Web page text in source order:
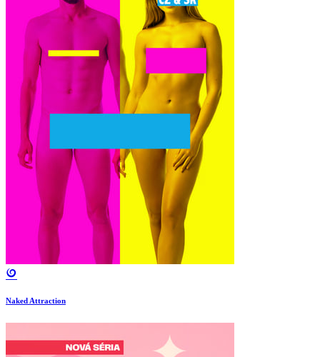
Naked Attraction